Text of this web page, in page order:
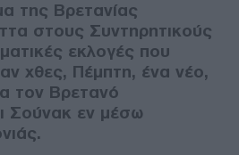
της Βρετανίας
στους Συντηρητικούς
εκλογές που
χθες, Πέμπτη, ένα νέο,
τον Βρετανό
Σούνακ εν μέσω